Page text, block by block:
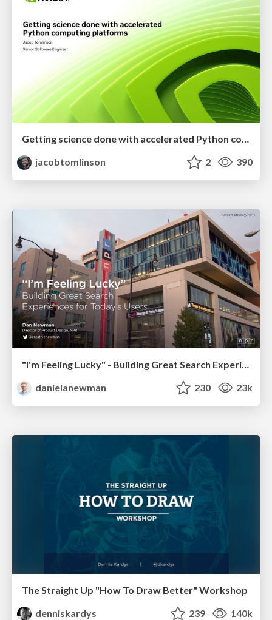
jacobtomlinson
2 390
"I'm Feeling Lucky" - Building Great Search Experiences for Today's Users (#IAC19)
danielanewman
230 23k
The Straight Up "How To Draw Better" Workshop
denniskardys
239 140k